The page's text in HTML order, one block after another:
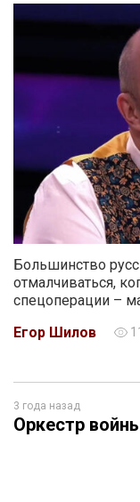
Большинство
отмалчиваться,
спецоперации –
Егор Шилов
3 года назад
Оркестр